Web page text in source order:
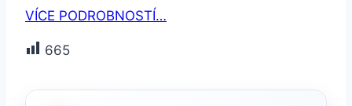
VÍCE PODROBNOSTÍ…
665